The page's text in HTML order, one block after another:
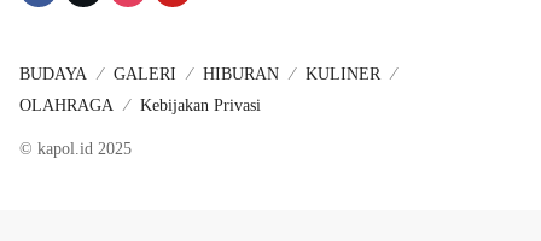
BUDAYA GALERI HIBURAN
KULINER
OLAHRAGA
Kebijakan Privasi
© kapol.id 2025